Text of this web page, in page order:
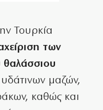
Τουρκία
των
μαζών,
καθώς και